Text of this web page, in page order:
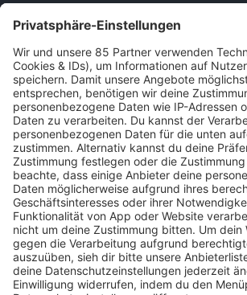
SO., 6. OKT. 24, RUDOLF WEBER-ARENA,
DI., 8. OKT. 24, MAX-SCHMELING-HALLE, BERLIN
DI., 8. OKT. 24, OLYMPIAHALLE, MÜNCHEN
FR., 11. OKT. 24, QUARTERBACK IMMOBILIEN
HOME
MUSIK